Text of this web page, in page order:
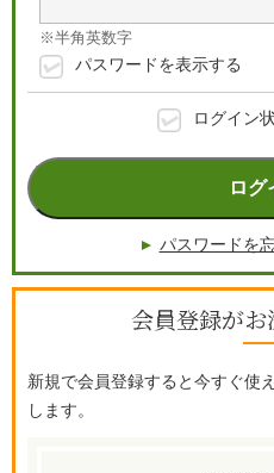
※半角英数字
パスワードを表示する
ログイン
ログ
パスワードを
会員登録が
新規で会員登録すると今すぐ使
します。